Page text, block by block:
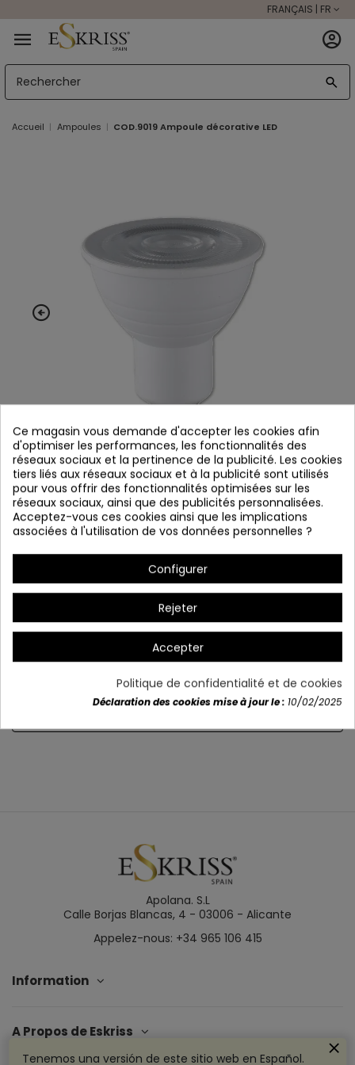
FRANÇAIS | FR
Accueil Ampoules COD.9019 Ampoule décorative LED
COD.9019 Ampoule décorative LED
Apolana. S.L
Calle Borjas Blancas, 4 - 03006 - Alicante
Appelez-nous: +34 965 106 415
Information
A Propos de Eskriss
Ce magasin vous demande d'accepter les cookies afin
d'optimiser les performances, les fonctionnalités des
réseaux sociaux et la pertinence de la publicité. Les cookies
tiers liés aux réseaux sociaux et à la publicité sont utilisés
pour vous offrir des fonctionnalités optimisées sur les
réseaux sociaux, ainsi que des publicités personnalisées.
Acceptez-vous ces cookies ainsi que les implications
associées à l'utilisation de vos données personnelles ?
Configurer
Rejeter
Accepter
Politique de confidentialité et de cookies
Déclaration des cookies mise à jour le : 10/02/2025
Tenemos una versión de este sitio web en Español.